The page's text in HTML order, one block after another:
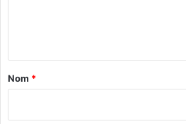
a
Nom *